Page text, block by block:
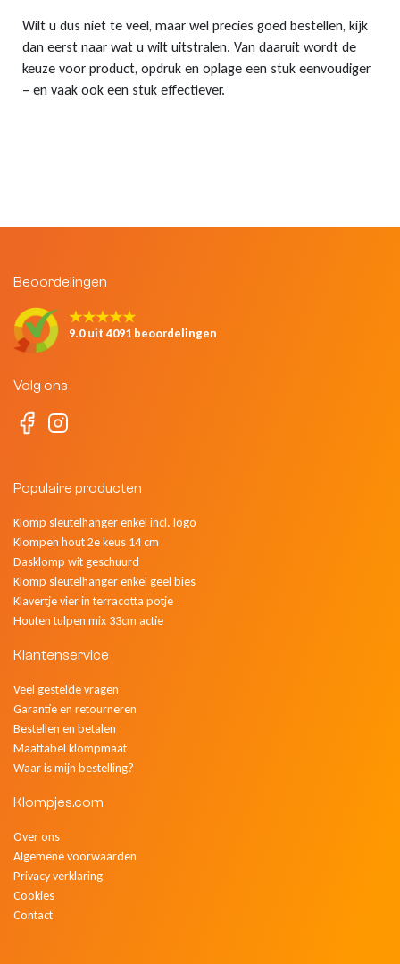
Wilt u dus niet te veel, maar wel precies goed bestellen, kijk
dan eerst naar wat u wilt uitstralen. Van daaruit wordt de
keuze voor product, opdruk en oplage een stuk eenvoudiger
– en vaak ook een stuk effectiever.
Beoordelingen
★★★★★
9.0 uit 4091 beoordelingen
Volg ons
Populaire producten
Klomp sleutelhanger enkel incl. logo
Klompen hout 2e keus 14 cm
Dasklomp wit geschuurd
Klomp sleutelhanger enkel geel bies
Klavertje vier in terracotta potje
Houten tulpen mix 33cm actie
Klantenservice
Veel gestelde vragen
Garantie en retourneren
Bestellen en betalen
Maattabel klompmaat
Waar is mijn bestelling?
Klompjes.com
Over ons
Algemene voorwaarden
Privacy verklaring
Cookies
Contact